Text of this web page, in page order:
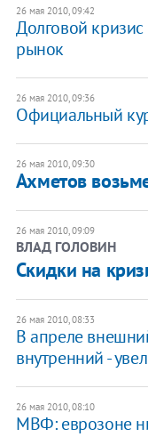
26 мая 2010, 09:42
Долговой
рынок
26 мая 2010, 09:36
Официальный
26 мая 2010, 09:30
Ахметов
26 мая 2010, 09:09
ВЛАД ГОЛОВИН
Скидки на
26 мая 2010, 08:33
В апреле
внутренний -
26 мая 2010, 08:10
МВФ: еврозоне